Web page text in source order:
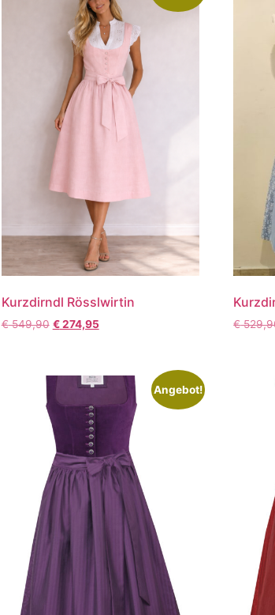
Kurzdirndl Rösslwirtin
€549,90 €274,95 €
Angebot!